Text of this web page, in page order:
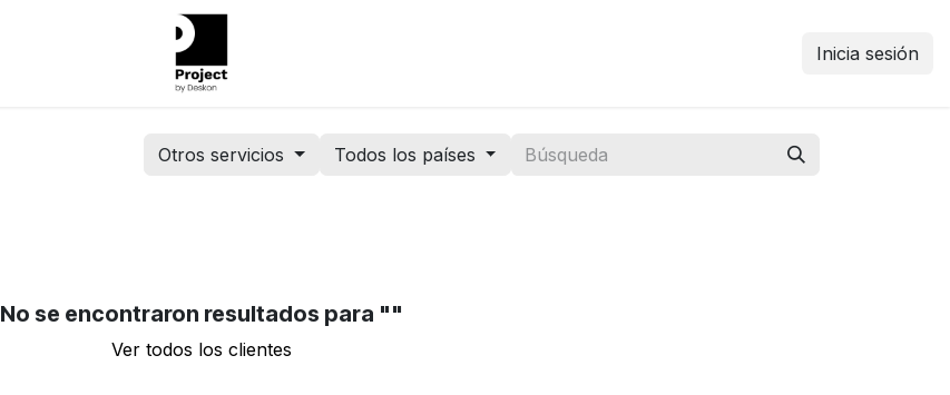
Inicia sesión
Otros servicios Todos los países
No se encontraron resultados para ""
Ver todos los clientes